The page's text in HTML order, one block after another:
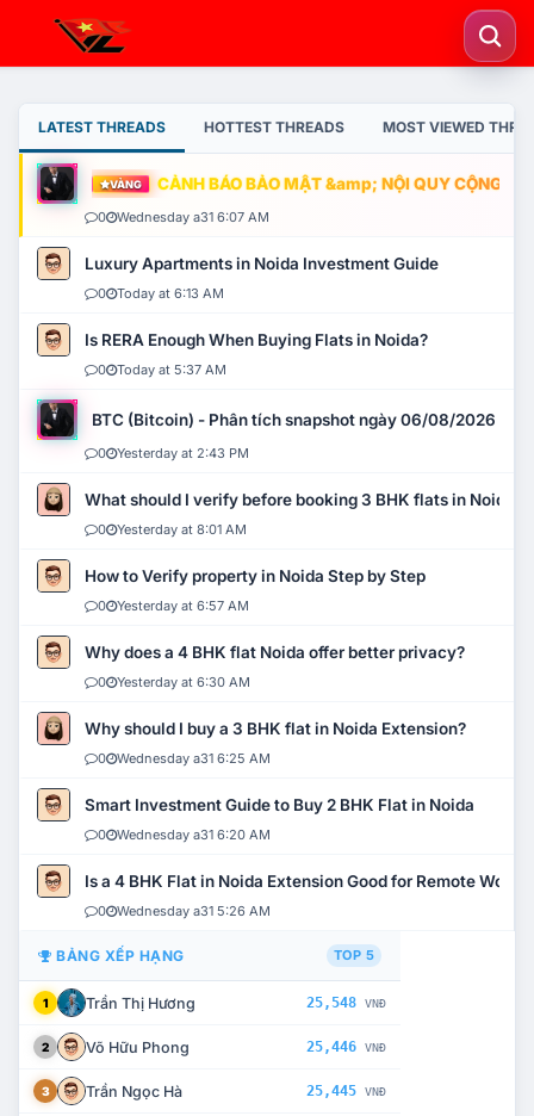
LATEST THREADS HOTTEST THREADS MOST VIEWED
VÀNG CẢNH BÁO BẢO MẬT &amp; NỘI QUY CỘNG
0 Wednesday a31 6:07 AM
Luxury Apartments in Noida Investment Guide
0 Today at 6:13 AM
Is RERA Enough When Buying Flats in Noida?
0 Today at 5:37 AM
BTC (Bitcoin) - Phân tích snapshot ngày 06/08/2026
0 Yesterday at 2:43 PM
What should I verify before booking 3 BHK flats in Noida?
0 Yesterday at 8:01 AM
How to Verify property in Noida Step by Step
0 Yesterday at 6:57 AM
Why does a 4 BHK flat Noida offer better privacy?
0 Yesterday at 6:30 AM
Why should I buy a 3 BHK flat in Noida Extension?
0 Wednesday a31 6:25 AM
Smart Investment Guide to Buy 2 BHK Flat in Noida
0 Wednesday a31 6:20 AM
Is a 4 BHK Flat in Noida Extension Good for Remote Work?
0 Wednesday a31 5:26 AM
BẢNG XẾP HẠNG TOP 5
1 Trần Thị Hương 25,548 VNĐ
2 Võ Hữu Phong 25,446 VNĐ
3 Trần Ngọc Hà 25,445 VNĐ